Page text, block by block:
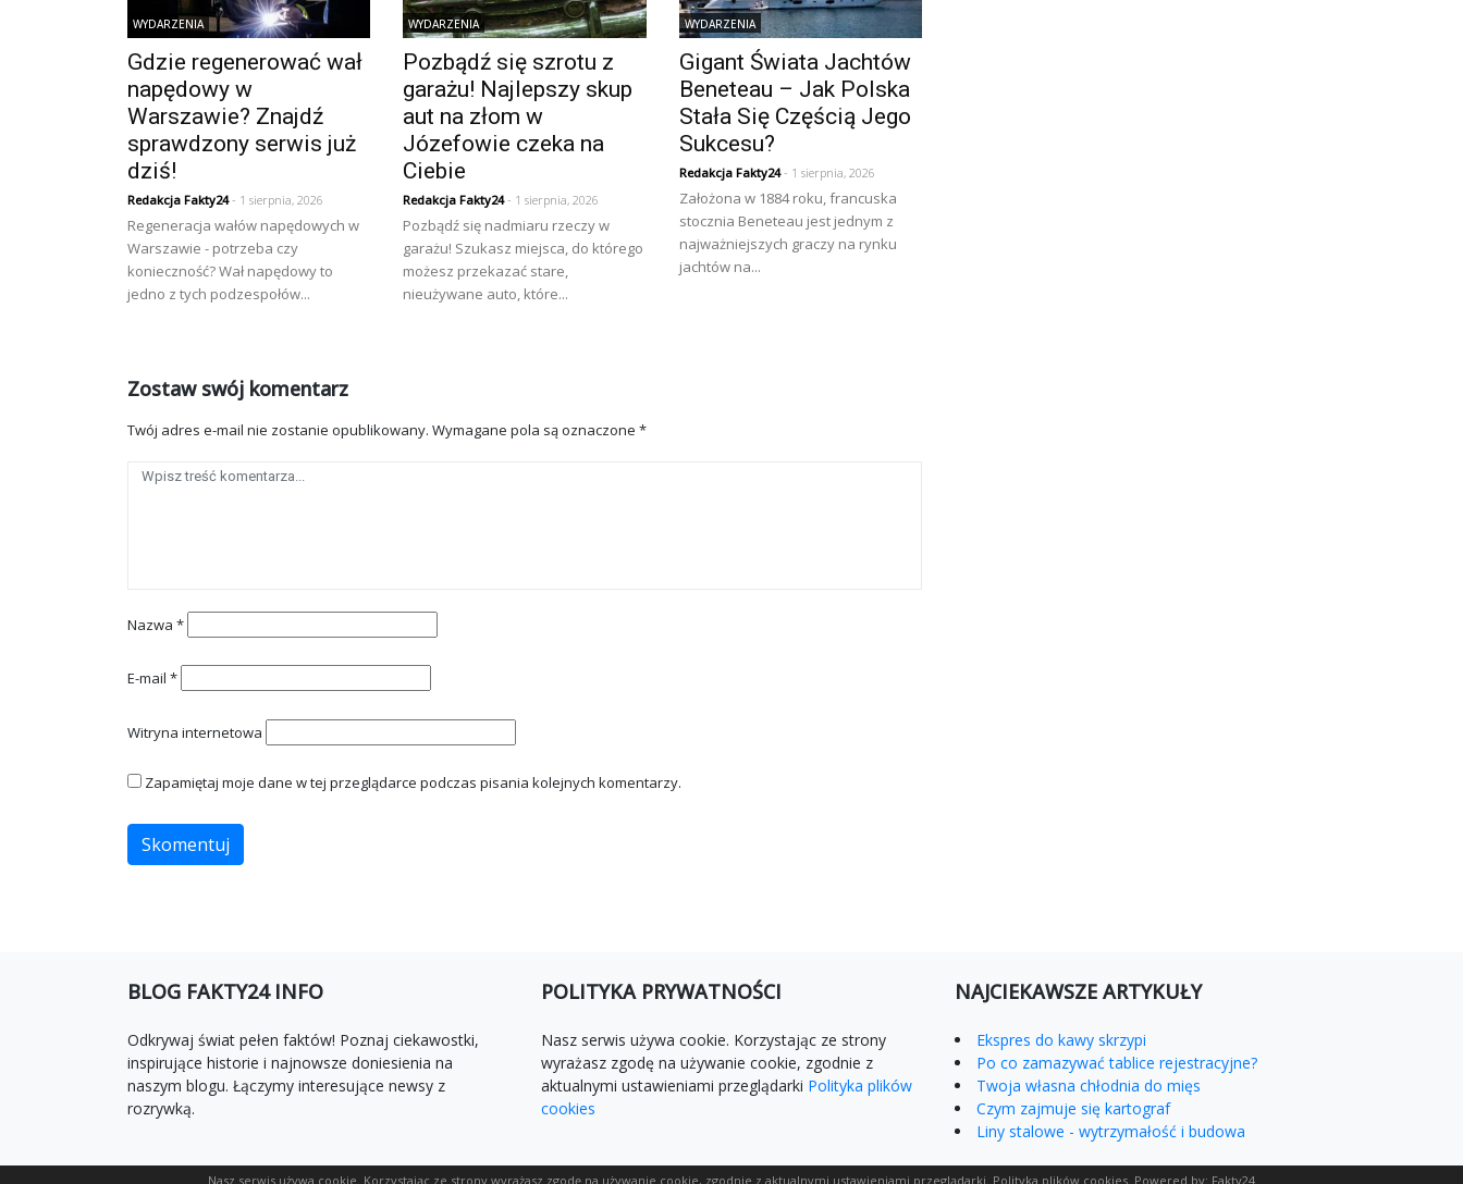
WYDARZENIA
Gdzie regenerować wał
napędowy w
Warszawie? Znajdź
sprawdzony serwis już
dziś!
Redakcja Fakty24- 1 sierpnia, 2026
Regeneracja wałów napędowych w
Warszawie - potrzeba czy
konieczność? Wał napędowy to
jedno z tych podzespołów...
WYDARZENIA
Pozbądź się szrotu z
garażu! Najlepszy skup
aut na złom w
Józefowie czeka na
Ciebie
Redakcja Fakty24- 1 sierpnia, 2026
Pozbądź się nadmiaru rzeczy w
garażu! Szukasz miejsca, do którego
możesz przekazać stare,
nieużywane auto, które...
WYDARZENIA
Gigant Świata Jachtów
Beneteau – Jak Polska
Stała Się Częścią Jego
Sukcesu?
Redakcja Fakty24- 1 sierpnia, 2026
Założona w 1884 roku, francuska
stocznia Beneteau jest jednym z
najważniejszych graczy na rynku
jachtów na...
Zostaw swój komentarz
Twój adres e-mail nie zostanie opublikowany. Wymagane pola są oznaczone *
Nazwa *
E-mail *
Witryna internetowa
Zapamiętaj moje dane w tej przeglądarce podczas pisania kolejnych komentarzy.
BLOG FAKTY24 INFO
Odkrywaj świat pełen faktów! Poznaj ciekawostki,
inspirujące historie i najnowsze doniesienia na
naszym blogu. Łączymy interesujące newsy z
rozrywką.
POLITYKA PRYWATNOŚCI
Nasz serwis używa cookie. Korzystając ze strony
wyrażasz zgodę na używanie cookie, zgodnie z
aktualnymi ustawieniami przeglądarki Polityka plików
cookies
NAJCIEKAWSZE ARTYKUŁY
Ekspres do kawy skrzypi
Po co zamazywać tablice rejestracyjne?
Twoja własna chłodnia do mięs
Czym zajmuje się kartograf
Liny stalowe - wytrzymałość i budowa
Nasz serwis używa cookie. Korzystając ze strony wyrażasz zgodę na używanie cookie, zgodnie z aktualnymi ustawieniami przeglądarki. Polityka plików cookies . Powered by: Fakty24